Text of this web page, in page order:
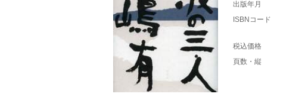
出版年月
ISBNコード
税込価格
頁数・縦